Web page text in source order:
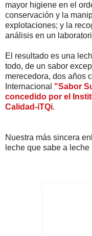
mayor higiene en el
conservación y la
explotaciones; y la
análisis en un
El resultado es una
todo, de un sabor
merecedora, dos años
Internacional "Sabor
concedido por el
Calidad-iTQi.
Nuestra más sincera
leche que sabe a leche